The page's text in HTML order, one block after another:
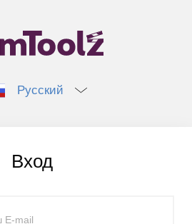
Русский
Вход